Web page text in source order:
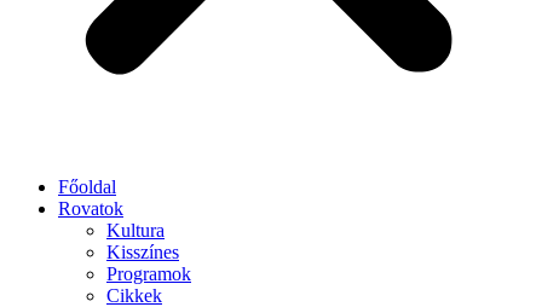
Főoldal
Rovatok
Kultura
Kisszínes
Programok
Cikkek